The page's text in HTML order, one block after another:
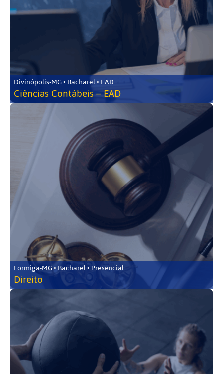
Divinópolis-MG • Bacharel • EAD
Ciências Contábeis – EAD
Formiga-MG • Bacharel • Presencial
Direito